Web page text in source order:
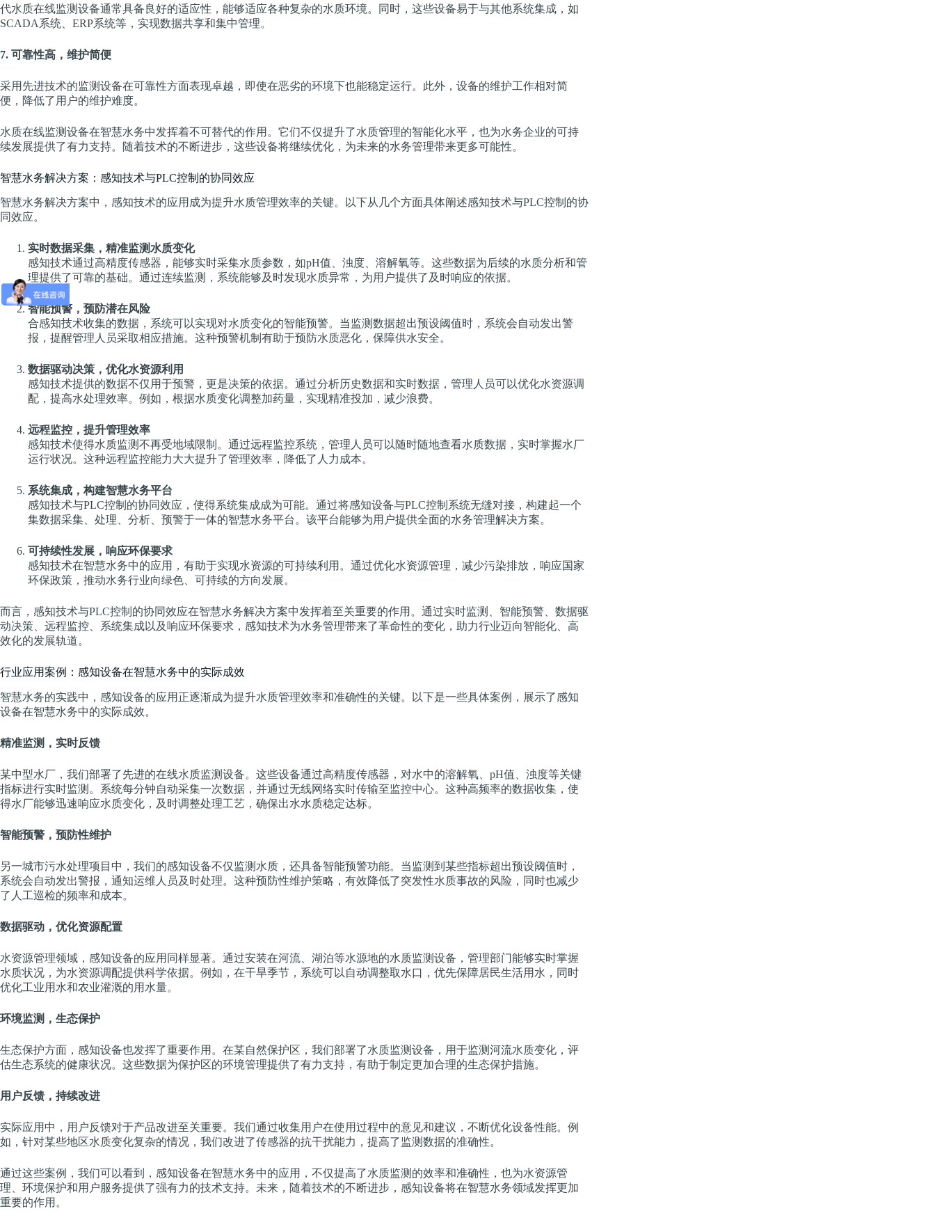
代水质在线监测设备通常具备良好的适应性，能够适应各种复杂的水质环境。同时，这些设备易于与其他系统集成，如
SCADA系统、ERP系统等，实现数据共享和集中管理。
7. 可靠性高，维护简便
采用先进技术的监测设备在可靠性方面表现卓越，即使在恶劣的环境下也能稳定运行。此外，设备的维护工作相对简
便，降低了用户的维护难度。
水质在线监测设备在智慧水务中发挥着不可替代的作用。它们不仅提升了水质管理的智能化水平，也为水务企业的可持
续发展提供了有力支持。随着技术的不断进步，这些设备将继续优化，为未来的水务管理带来更多可能性。
智慧水务解决方案：感知技术与PLC控制的协同效应
智慧水务解决方案中，感知技术的应用成为提升水质管理效率的关键。以下从几个方面具体阐述感知技术与PLC控制的协
同效应。
实时数据采集，精准监测水质变化
感知技术通过高精度传感器，能够实时采集水质参数，如pH值、浊度、溶解氧等。这些数据为后续的水质分析和管
理提供了可靠的基础。通过连续监测，系统能够及时发现水质异常，为用户提供了及时响应的依据。
智能预警，预防潜在风险
合感知技术收集的数据，系统可以实现对水质变化的智能预警。当监测数据超出预设阈值时，系统会自动发出警
报，提醒管理人员采取相应措施。这种预警机制有助于预防水质恶化，保障供水安全。
数据驱动决策，优化水资源利用
感知技术提供的数据不仅用于预警，更是决策的依据。通过分析历史数据和实时数据，管理人员可以优化水资源调
配，提高水处理效率。例如，根据水质变化调整加药量，实现精准投加，减少浪费。
远程监控，提升管理效率
感知技术使得水质监测不再受地域限制。通过远程监控系统，管理人员可以随时随地查看水质数据，实时掌握水厂
运行状况。这种远程监控能力大大提升了管理效率，降低了人力成本。
系统集成，构建智慧水务平台
感知技术与PLC控制的协同效应，使得系统集成成为可能。通过将感知设备与PLC控制系统无缝对接，构建起一个
集数据采集、处理、分析、预警于一体的智慧水务平台。该平台能够为用户提供全面的水务管理解决方案。
可持续性发展，响应环保要求
感知技术在智慧水务中的应用，有助于实现水资源的可持续利用。通过优化水资源管理，减少污染排放，响应国家
环保政策，推动水务行业向绿色、可持续的方向发展。
而言，感知技术与PLC控制的协同效应在智慧水务解决方案中发挥着至关重要的作用。通过实时监测、智能预警、数据驱
动决策、远程监控、系统集成以及响应环保要求，感知技术为水务管理带来了革命性的变化，助力行业迈向智能化、高
效化的发展轨道。
行业应用案例：感知设备在智慧水务中的实际成效
智慧水务的实践中，感知设备的应用正逐渐成为提升水质管理效率和准确性的关键。以下是一些具体案例，展示了感知
设备在智慧水务中的实际成效。
精准监测，实时反馈
某中型水厂，我们部署了先进的在线水质监测设备。这些设备通过高精度传感器，对水中的溶解氧、pH值、浊度等关键
指标进行实时监测。系统每分钟自动采集一次数据，并通过无线网络实时传输至监控中心。这种高频率的数据收集，使
得水厂能够迅速响应水质变化，及时调整处理工艺，确保出水水质稳定达标。
智能预警，预防性维护
另一城市污水处理项目中，我们的感知设备不仅监测水质，还具备智能预警功能。当监测到某些指标超出预设阈值时，
系统会自动发出警报，通知运维人员及时处理。这种预防性维护策略，有效降低了突发性水质事故的风险，同时也减少
了人工巡检的频率和成本。
数据驱动，优化资源配置
水资源管理领域，感知设备的应用同样显著。通过安装在河流、湖泊等水源地的水质监测设备，管理部门能够实时掌握
水质状况，为水资源调配提供科学依据。例如，在干旱季节，系统可以自动调整取水口，优先保障居民生活用水，同时
优化工业用水和农业灌溉的用水量。
环境监测，生态保护
生态保护方面，感知设备也发挥了重要作用。在某自然保护区，我们部署了水质监测设备，用于监测河流水质变化，评
估生态系统的健康状况。这些数据为保护区的环境管理提供了有力支持，有助于制定更加合理的生态保护措施。
用户反馈，持续改进
实际应用中，用户反馈对于产品改进至关重要。我们通过收集用户在使用过程中的意见和建议，不断优化设备性能。例
如，针对某些地区水质变化复杂的情况，我们改进了传感器的抗干扰能力，提高了监测数据的准确性。
通过这些案例，我们可以看到，感知设备在智慧水务中的应用，不仅提高了水质监测的效率和准确性，也为水资源管
理、环境保护和用户服务提供了强有力的技术支持。未来，随着技术的不断进步，感知设备将在智慧水务领域发挥更加
重要的作用。